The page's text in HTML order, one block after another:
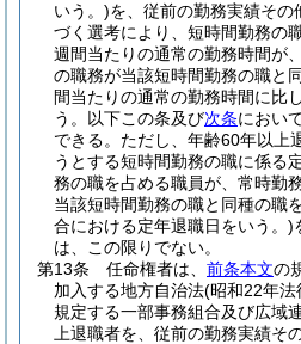
いう。)を、従前の勤務実績そ
づく選考により、短時間勤務の
週間当たりの通常の勤務時間が
の職務が当該短時間勤務の職と
間当たりの通常の勤務時間に比
う。以下この条及び次条におい
できる。 ただし、年齢60年以上
うとする短時間勤務の職に係る
務の職を占める職員が、常時勤
当該短時間勤務の職と同種の職
合における定年退職日をいう。)
は、この限りでない。
第13条
任命権者は、 前条本文の
加入する地方自治法(昭和22年法
規定する一部事務組合及び広域
上退職者を、従前の勤務実績そ